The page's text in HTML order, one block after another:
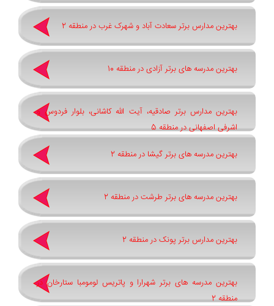
بهترین مدارس برتر سعادت آباد و شهرک غرب در منطقه 2
بهترین مدرسه های برتر آزادی در منطقه 10
بهترین مدارس برتر صادقیه، آیت الله کاشانی، بلوار فردوس و
اشرفی اصفهانی در منطقه 5
بهترین مدرسه های برتر گیشا در منطقه 2
بهترین مدرسه های برتر طرشت در منطقه 2
بهترین مدارس برتر پونک در منطقه 2
بهترین مدرسه های برتر شهرارا و پاتريس لومومبا ستارخان در
منطقه 2